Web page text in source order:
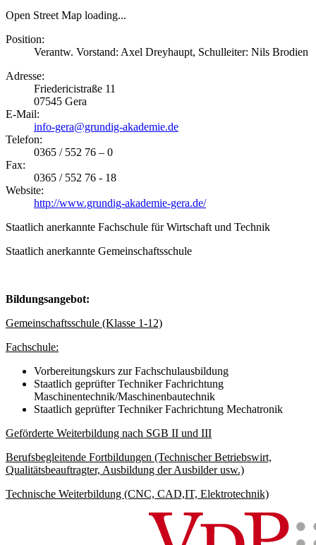
Open Street Map loading...
Position:
Verantw. Vorstand: Axel Dreyhaupt, Schulleiter: Nils Brodien
Adresse:
Friedericistraße 11
07545 Gera
E-Mail:
info-gera@grundig-akademie.de
Telefon:
0365 / 552 76 – 0
Fax:
0365 / 552 76 - 18
Website:
http://www.grundig-akademie-gera.de/
Staatlich anerkannte Fachschule für Wirtschaft und Technik
Staatlich anerkannte Gemeinschaftsschule
Bildungsangebot:
Gemeinschaftsschule (Klasse 1-12)
Fachschule:
Vorbereitungskurs zur Fachschulausbildung
Staatlich geprüfter Techniker Fachrichtung
Maschinentechnik/Maschinenbautechnik
Staatlich geprüfter Techniker Fachrichtung Mechatronik
Geförderte Weiterbildung nach SGB II und III
Berufsbegleitende Fortbildungen (Technischer Betriebswirt,
Qualitätsbeauftragter, Ausbildung der Ausbilder usw.)
Technische Weiterbildung (CNC, CAD,IT, Elektrotechnik)